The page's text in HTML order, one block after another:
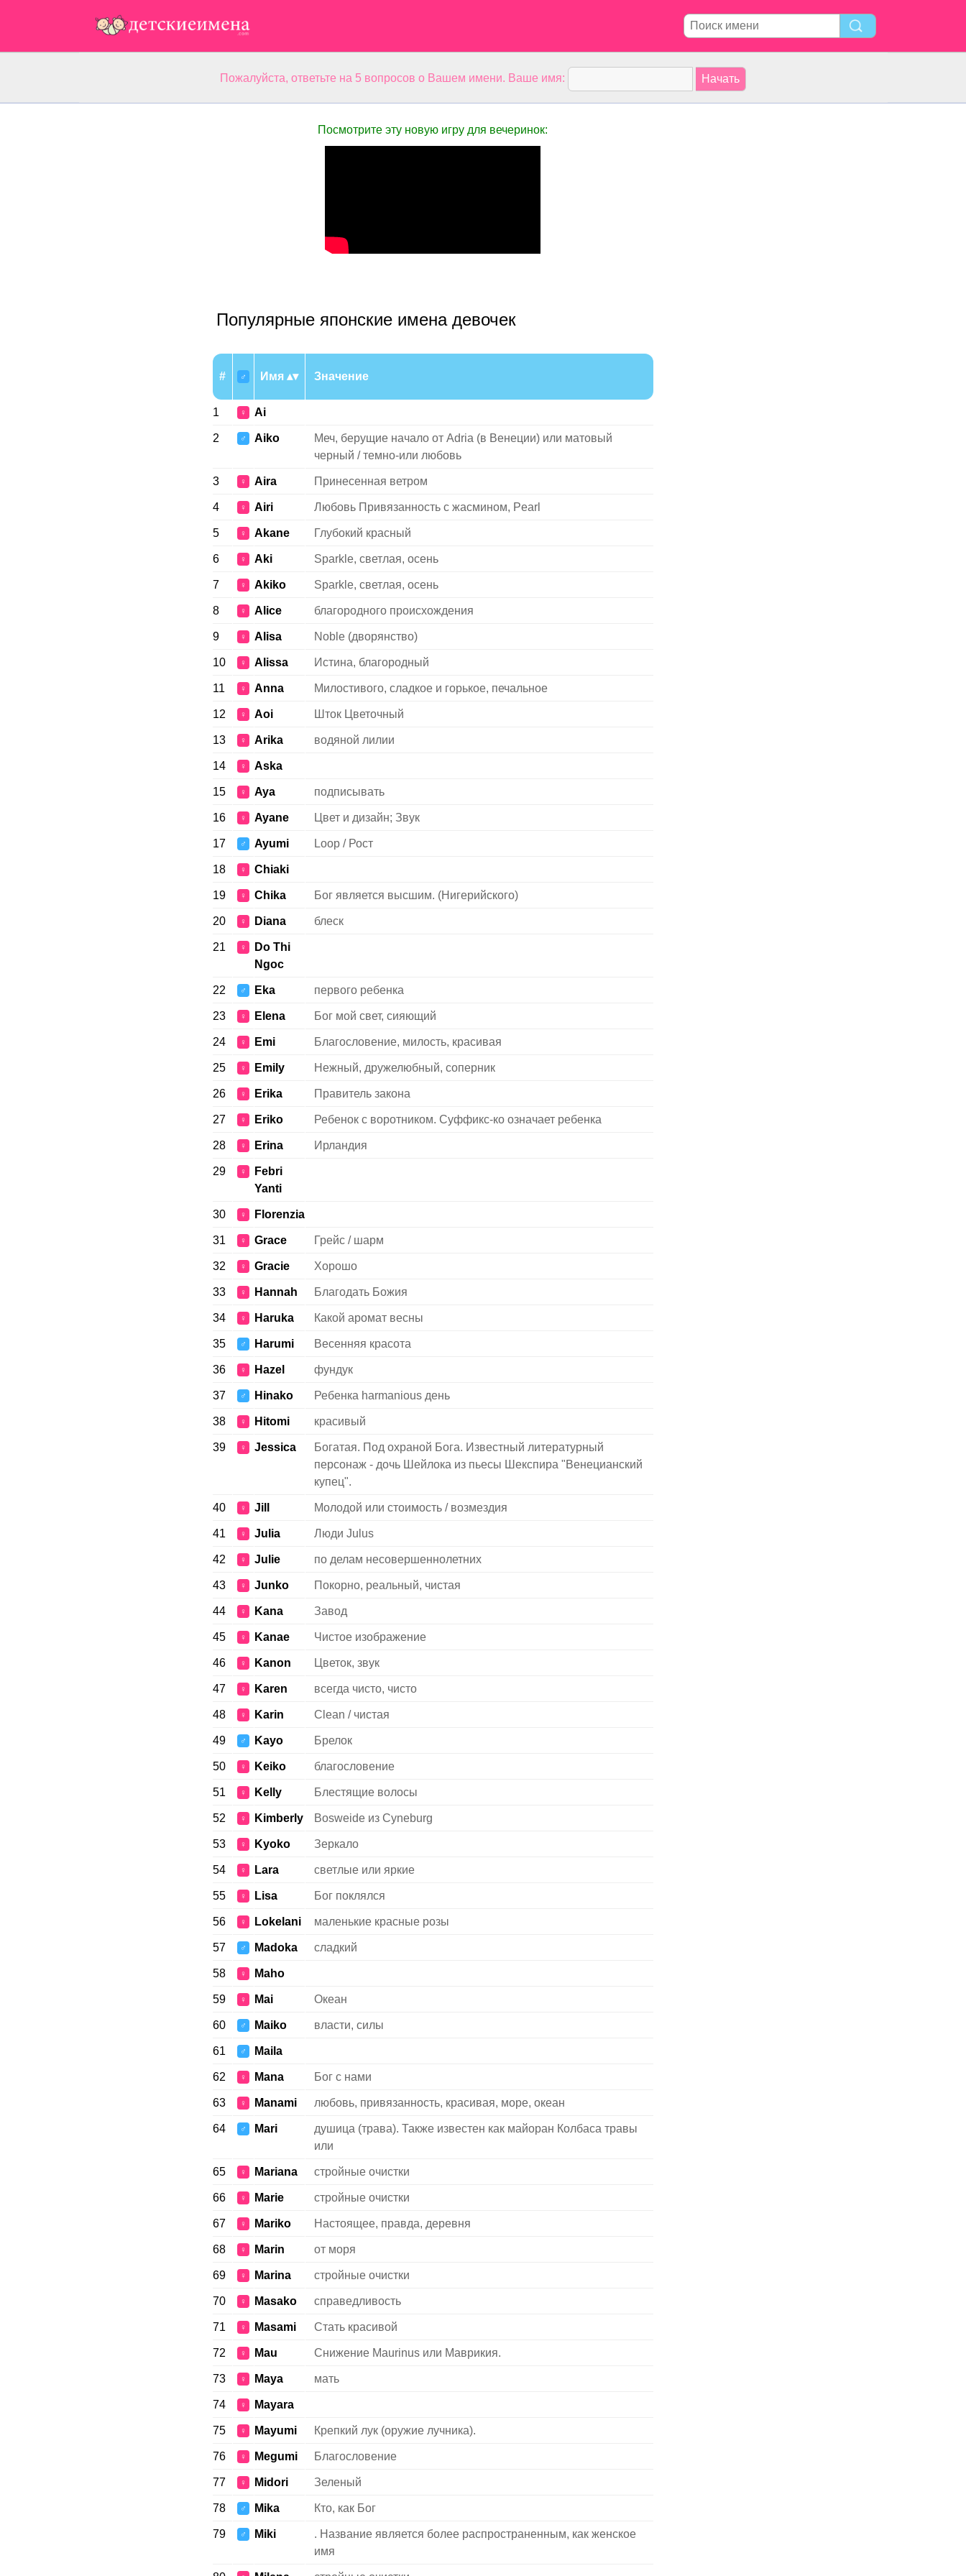
Пожалуйста, ответьте на 5 вопросов о Вашем имени. Ваше имя:
Посмотрите эту новую игру для вечеринок:
Популярные японские имена девочек
# ♂ Имя Значение
1 ♀ Ai
2 ♂ Aiko
Меч, берущие начало от Adria (в Венеции) или матовый
черный / темно-или любовь
3 ♀ Aira Принесенная ветром
4 ♀ Airi Любовь Привязанность с жасмином, Pearl
5 ♀ Akane Глубокий красный
6 ♀ Aki Sparkle, светлая, осень
7 ♀ Akiko Sparkle, светлая, осень
8 ♀ Alice благородного происхождения
9 ♀ Alisa Noble (дворянство)
10 ♀ Alissa Истина, благородный
11 ♀ Anna Милостивого, сладкое и горькое, печальное
12 ♀ Aoi Шток Цветочный
13 ♀ Arika водяной лилии
14 ♀ Aska
15 ♀ Aya подписывать
16 ♀ Ayane Цвет и дизайн; Звук
17 ♂ Ayumi Loop / Рост
18 ♀ Chiaki
19 ♀ Chika Бог является высшим. (Нигерийского)
20 ♀ Diana блеск
21 ♀
Do Thi
Ngoc
22 ♂ Eka первого ребенка
23 ♀ Elena Бог мой свет, сияющий
24 ♀ Emi Благословение, милость, красивая
25 ♀ Emily Нежный, дружелюбный, соперник
26 ♀ Erika Правитель закона
27 ♀ Eriko Ребенок с воротником. Суффикс-ко означает ребенка
28 ♀ Erina Ирландия
29 ♀
Febri
Yanti
30 ♀ Florenzia
31 ♀ Grace Грейс / шарм
32 ♀ Gracie Хорошо
33 ♀ Hannah Благодать Божия
34 ♀ Haruka Какой аромат весны
35 ♂ Harumi Весенняя красота
36 ♀ Hazel фундук
37 ♂ Hinako Ребенка harmanious день
38 ♀ Hitomi красивый
39 ♀ Jessica
Богатая. Под охраной Бога. Известный литературный
персонаж - дочь Шейлока из пьесы Шекспира "Венецианский
купец".
40 ♀ Jill Молодой или стоимость / возмездия
41 ♀ Julia Люди Julus
42 ♀ Julie по делам несовершеннолетних
43 ♀ Junko Покорно, реальный, чистая
44 ♀ Kana Завод
45 ♀ Kanae Чистое изображение
46 ♀ Kanon Цветок, звук
47 ♀ Karen всегда чисто, чисто
48 ♀ Karin Clean / чистая
49 ♂ Kayo Брелок
50 ♀ Keiko благословение
51 ♀ Kelly Блестящие волосы
52 ♀ Kimberly Bosweide из Cyneburg
53 ♀ Kyoko Зеркало
54 ♀ Lara светлые или яркие
55 ♀ Lisa Бог поклялся
56 ♀ Lokelani маленькие красные розы
57 ♂ Madoka сладкий
58 ♀ Maho
59 ♀ Mai Океан
60 ♂ Maiko власти, силы
61 ♂ Maila
62 ♀ Mana Бог с нами
63 ♀ Manami любовь, привязанность, красивая, море, океан
64 ♂ Mari
душица (трава). Также известен как майоран Колбаса травы
или
65 ♀ Mariana стройные очистки
66 ♀ Marie стройные очистки
67 ♀ Mariko Настоящее, правда, деревня
68 ♀ Marin от моря
69 ♀ Marina стройные очистки
70 ♀ Masako справедливость
71 ♀ Masami Стать красивой
72 ♀ Mau Снижение Maurinus или Маврикия.
73 ♀ Maya мать
74 ♀ Mayara
75 ♀ Mayumi Крепкий лук (оружие лучника).
76 ♀ Megumi Благословение
77 ♀ Midori Зеленый
78 ♂ Mika Кто, как Бог
79 ♂ Miki
. Название является более распространенным, как женское
имя